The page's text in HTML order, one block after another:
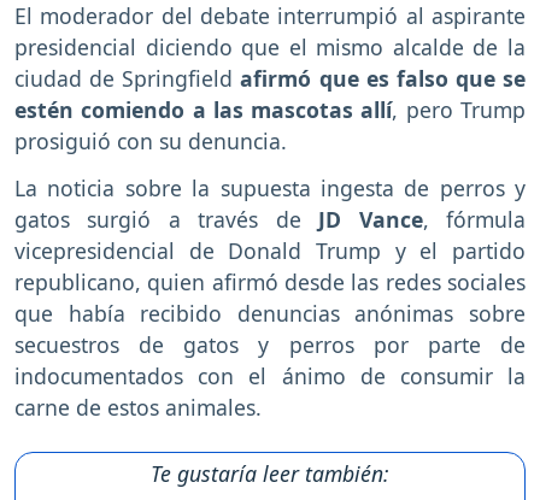
El moderador del debate interrumpió al aspirante
presidencial diciendo que el mismo alcalde de la
ciudad de Springfieldafirmó que es falso que se
estén comiendo a las mascotas allí, pero Trump
prosiguió con su denuncia.
La noticia sobre la supuesta ingesta de perros y
gatos surgió a través de JD Vance, fórmula
vicepresidencial de Donald Trump y el partido
republicano, quien afirmó desde las redes sociales
que había recibido denuncias anónimas sobre
secuestros de gatos y perros por parte de
indocumentados con el ánimo de consumir la
carne de estos animales.
Te gustaría leer también: